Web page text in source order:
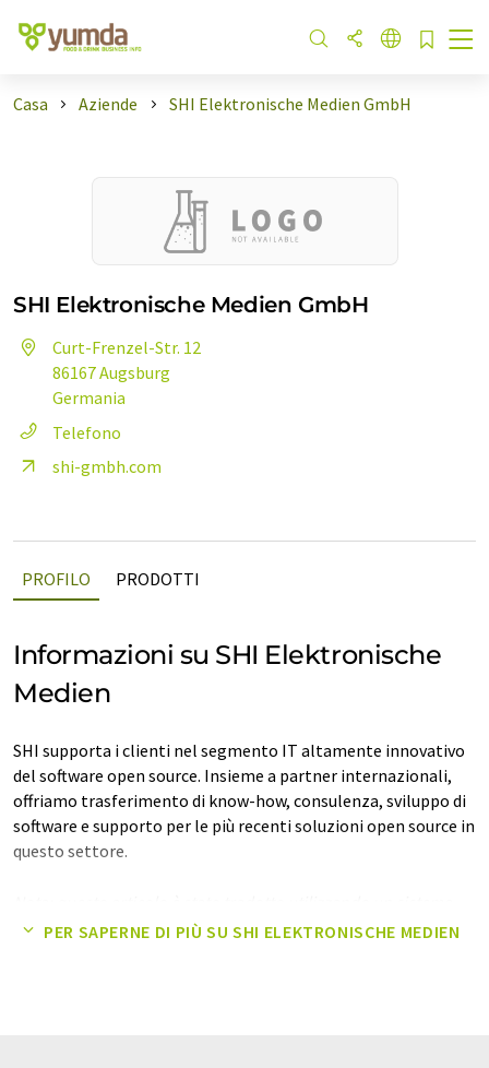
Casa Aziende SHI Elektronische Medien GmbH
SHI Elektronische Medien GmbH
Curt-Frenzel-Str. 12
86167 Augsburg
Germania
Telefono
shi-gmbh.com
PROFILO PRODOTTI
Informazioni su SHI Elektronische
Medien
SHI supporta i clienti nel segmento IT altamente innovativo
del software open source. Insieme a partner internazionali,
offriamo trasferimento di know-how, consulenza, sviluppo di
software e supporto per le più recenti soluzioni open source in
questo settore.
informatico senza intervento umano. LUMITOS offre queste
PER SAPERNE DI PIÙ SU SHI ELEKTRONISCHE MEDIEN